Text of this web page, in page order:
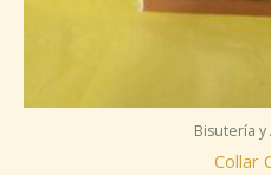
Bisutería
Collar